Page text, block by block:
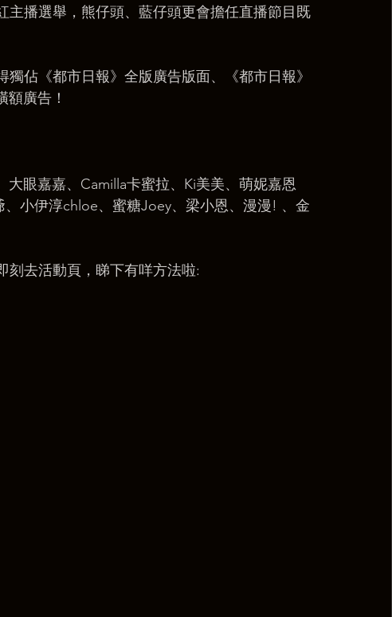
播選舉，熊仔頭、藍仔頭更會擔任直播節目既
獨佔《都市日報》全版廣告版面、《都市日報》
廣告！
大眼嘉嘉、Camilla卡蜜拉、Ki美美、萌妮嘉恩
、小伊淳chloe、蜜糖Joey、梁小恩、漫漫! 、金
刻去活動頁，睇下有咩方法啦: